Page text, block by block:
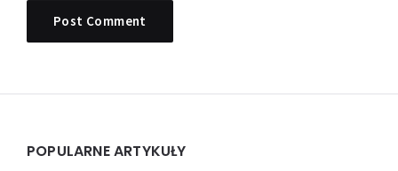
Widgets
POPULARNE ARTYKUŁY